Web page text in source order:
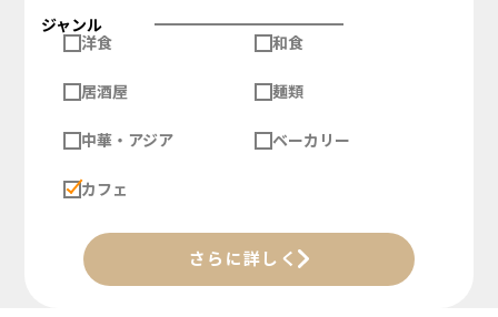
ジャンル
洋食
和食
居酒屋 麺類
中華・アジア ベーカリー
カフェ
さらに詳しく